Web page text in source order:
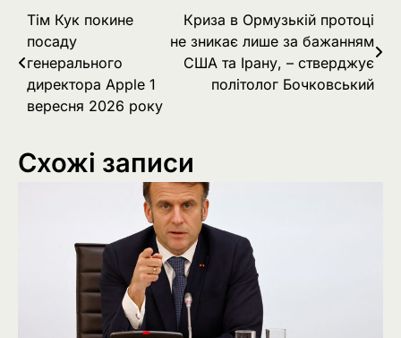
Навігація
записів
Тім Кук покине
посаду
генерального
директора Apple 1
вересня 2026 року
Криза в Ормузькій протоці
не зникає лише за бажанням
США та Ірану, – стверджує
політолог Бочковський
Схожі записи